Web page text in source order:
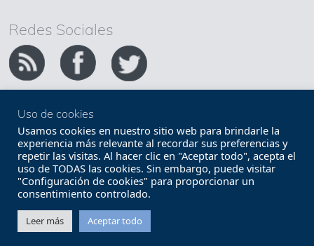
Redes Sociales
Copyright FEMP
Accesibilidad
Términos legales
Política de privacidad
Términos y condiciones de uso
Mapa web
Contacto
Uso de cookies
Usamos cookies en nuestro sitio web para brindarle la
experiencia más relevante al recordar sus preferencias y
repetir las visitas. Al hacer clic en "Aceptar todo", acepta el
uso de TODAS las cookies. Sin embargo, puede visitar
"Configuración de cookies" para proporcionar un
consentimiento controlado.
Leer más Aceptar todo